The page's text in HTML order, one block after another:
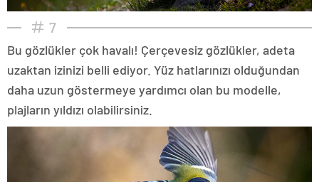
7
Bu gözlükler çok havalı! Çerçevesiz gözlükler, adeta
uzaktan izinizi belli ediyor. Yüz hatlarınızı olduğundan
daha uzun göstermeye yardımcı olan bu modelle,
plajların yıldızı olabilirsiniz.